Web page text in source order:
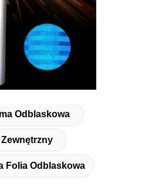
Odblaskowa
Folia Odblaskowa